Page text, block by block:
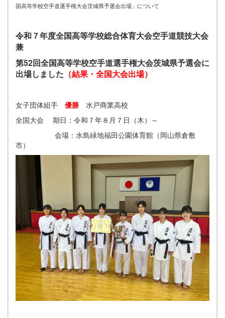
国高等学校空手道選手権大会茨城県予選会出場」について
令和７年度全国高等学校総合体育大会空手道競技大会
兼
第52回全国高等学校空手道選手権大会茨城県予選会に
出場しました （結果・全国大会出場）
女子団体組手 優勝 水戸商業高校
全国大会 期日：令和７年８月７日（木）～
会場：水島緑地福田公園体育館（岡山県倉敷
市）